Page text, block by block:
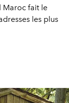
Maroc fait le
les plus